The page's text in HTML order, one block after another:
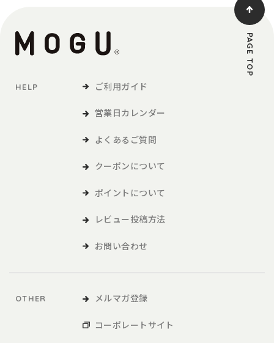
HELP ご利用ガイド
営業日カレンダー
よくあるご質問
クーポンについて
ポイントについて
レビュー投稿方法
お問い合わせ
OTHER メルマガ登録
コーポレートサイト
PAGE TOP